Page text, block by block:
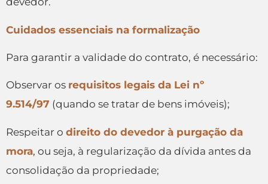
Cuidados essenciais na formalização
Para garantir a validade do contrato, é necessário:
Observar os requisitos legais da Lei nº
9.514/97 (quando se tratar de bens imóveis);
Respeitar o direito do devedor à purgação da
mora, ou seja, à regularização da dívida antes da
consolidação da propriedade;